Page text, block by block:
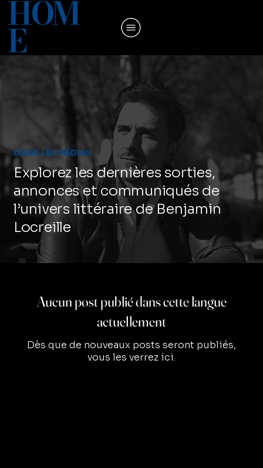
HOM
E
DANS LES MÉDIAS
Explorez les dernières sorties,
annonces et communiqués de
l’univers littéraire de Benjamin
Locreille
Aucun post publié dans cette langue
actuellement
Dès que de nouveaux posts seront publiés,
vous les verrez ici.